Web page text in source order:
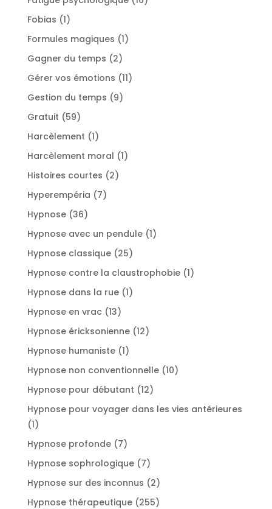
Fobias 11
produit
Formules magiques 11
Gagner du temps 22
produits
Gérer vos émotions 1111
Gestion du temps 99
Gratuit 5959
produits
Harcèlement 11
produit
Harcèlement moral 11
Histoires courtes 22
Hyperempéria 77
Hypnose 3636
Hypnose avec un pendule 11
Hypnose classique 2525
produits
Hypnose contre la claustrophobie 11
Hypnose dans la rue 11
Hypnose en vrac 1313
produits
Hypnose éricksonienne 1212
Hypnose humaniste 11
produit
Hypnose non conventionnelle 1010
Hypnose pour débutant 1212
produits
Hypnose pour voyager dans les vies antérieures
11
Hypnose profonde 77
produits
Hypnose sophrologique 77
produits
Hypnose sur des inconnus 22
produits
Hypnose thérapeutique 255255